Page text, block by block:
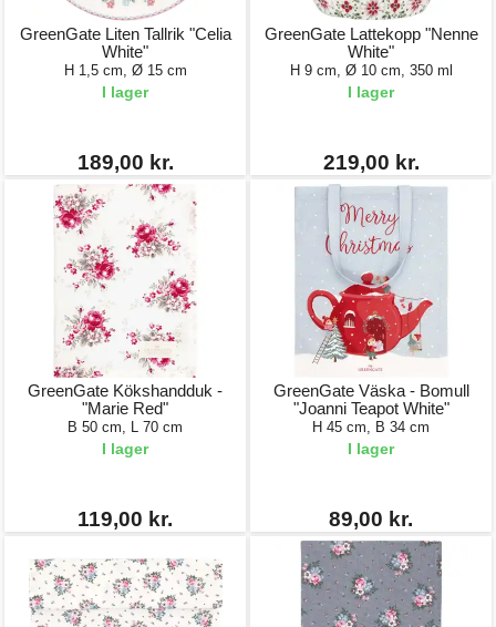
GreenGate Liten Tallrik "Celia
White"
H 1,5 cm, Ø 15 cm
I lager
189,00 kr.
GreenGate Lattekopp "Nenne
White"
H 9 cm, Ø 10 cm, 350 ml
I lager
219,00 kr.
GreenGate Kökshandduk -
"Marie Red"
B 50 cm, L 70 cm
I lager
119,00 kr.
GreenGate Väska - Bomull
"Joanni Teapot White"
H 45 cm, B 34 cm
I lager
89,00 kr.